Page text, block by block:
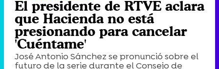
El presidente de RTVE aclara
que Hacienda no está
presionando para cancelar
'Cuéntame'
José Antonio Sánchez se pronunció sobre el
futuro de la serie durante el Consejo de